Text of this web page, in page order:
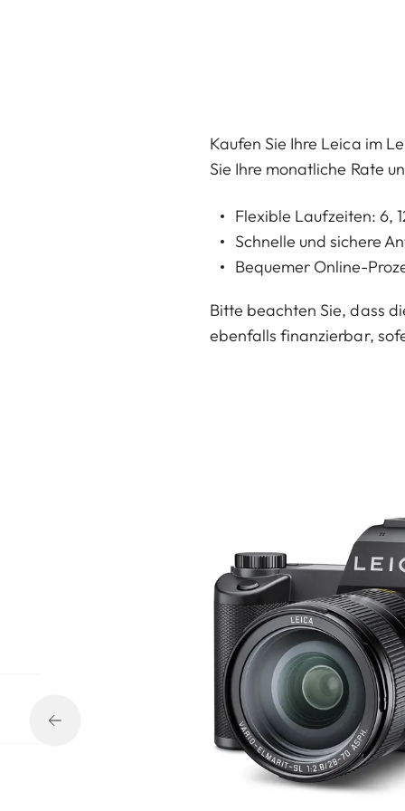
Kaufen Sie Ihre Leica im
Sie Ihre monatliche Rate
Flexible Laufzeiten: 6,
Schnelle und sichere
Bequemer Online-
Bitte beachten Sie, dass
ebenfalls finanzierbar,